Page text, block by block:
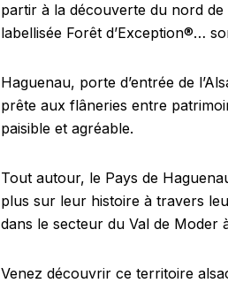
partir à la découverte du nord de
labellisée Forêt d’Exception®…
Haguenau, porte d’entrée de
prête aux flâneries entre
paisible et agréable.
Tout autour, le Pays de
plus sur leur histoire à travers
dans le secteur du Val de Moder
Venez découvrir ce territoire